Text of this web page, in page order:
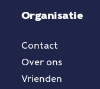
Organisatie
Contact
Over ons
Vrienden